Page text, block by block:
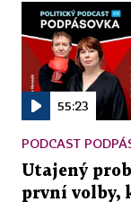
55:23
PODCAST
Utajený
první volby,